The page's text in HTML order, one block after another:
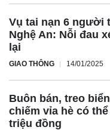
Vụ tai nạn 6 người
Nghệ An: Nỗi đau
lại
GIAO THÔNG 14/01/2025
Buôn bán, treo
chiếm vỉa hè có
triệu đồng